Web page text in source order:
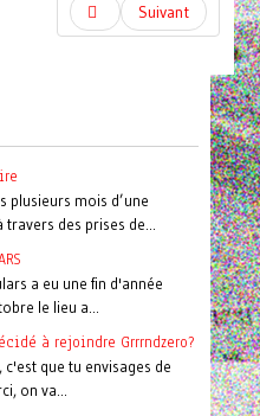
Suivant
plusieurs mois d’une
des prises de...
a eu une fin d'année
le lieu a...
à rejoindre Grrrndzero?
que tu envisages de
on va...